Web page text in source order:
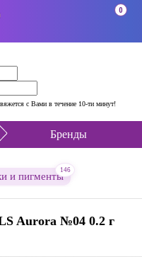
с Вами в течение 10-ти минут!
0
Бренды
и пигменты
146
Aurora №04 0.2 г